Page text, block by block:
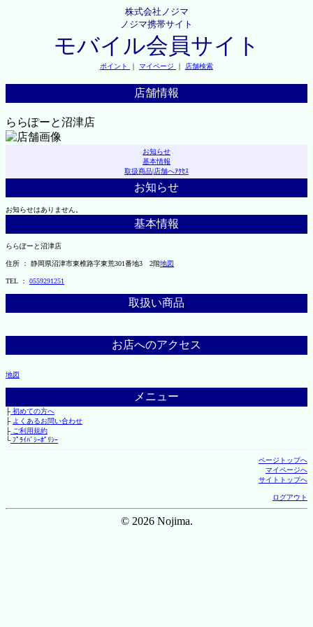
株式会社ノジマ
ノジマ携帯サイト
モバイル会員サイト
ポイント ｜ マイページ ｜ 店舗検索
店舗情報
ららぽーと沼津店
お知らせ
基本情報
取扱商品|店舗へｱｸｾｽ
お知らせ
お知らせはありません。
基本情報
ららぽーと沼津店
住所 ： 静岡県沼津市東椎路字東荒301番地3 2階地図
TEL ： 0559291251
取扱い商品
お店へのアクセス
地図
メニュー
├初めての方へ
├ よくあるお問い合わせ
├ご利用規約
└ﾌﾟﾗｲﾊﾞｼｰﾎﾟﾘｼｰ
ページトップへ
マイページへ
サイトトップへ
ログアウト
© 2026 Nojima.